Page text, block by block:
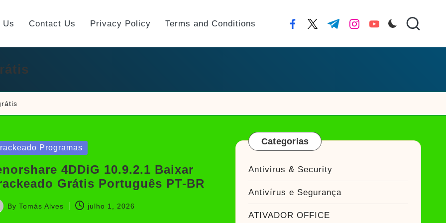
Us Contact Us Privacy Policy Terms and Conditions facebook.com
twitter.com
t.me instagram.com
youtube.com
Programas
4DDiG 10.9.2.1 Baixar
Grátis Português PT-BR
By Tomás Alves julho 1, 2026
Categorias
Antivirus & Security
Antivírus e Segurança
ATIVADOR OFFICE